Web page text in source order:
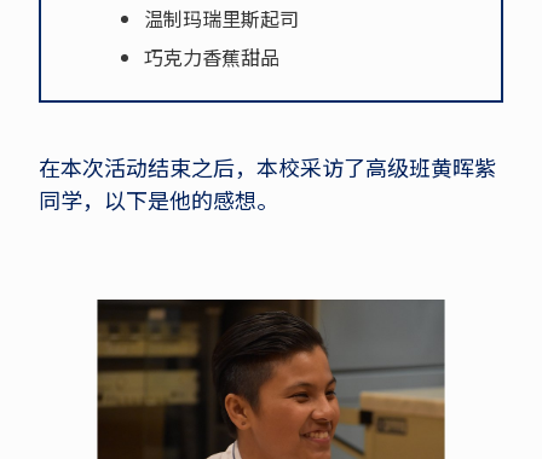
温制玛瑞里斯起司
巧克力香蕉甜品
在本次活动结束之后，本校采访了高级班黄晖紫
同学，以下是他的感想。